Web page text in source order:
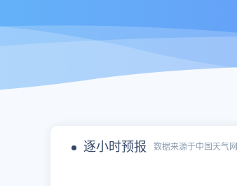
逐小时预报 数据来源于中国天气网